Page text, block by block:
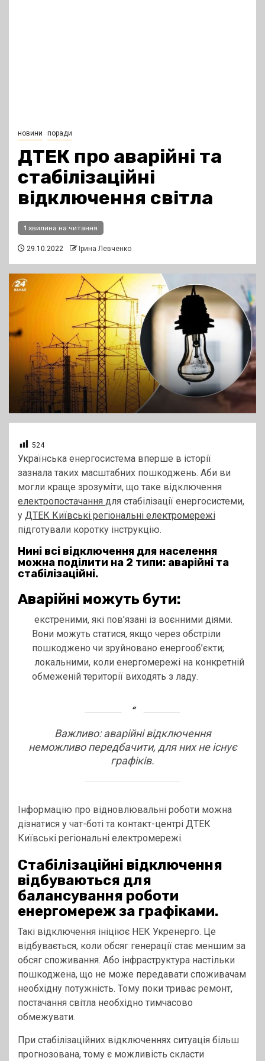
новини поради
ДТЕК про аварійні та
стабілізаційні
відключення світла
1 хвилина на читання
29.10.2022 Ірина Левченко
524
Українська енергосистема вперше в історії
зазнала таких масштабних пошкоджень. Аби ви
могли краще зрозуміти, що таке відключення
електропостачання для стабілізації енергосистеми,
у ДТЕК Київські регіональні електромережі
підготували коротку інструкцію.
Нині всі відключення для населення
можна поділити на 2 типи: аварійні та
стабілізаційні.
Аварійні можуть бути:
екстреними, які пов’язані із воєнними діями.
Вони можуть статися, якщо через обстріли
пошкоджено чи зруйновано енергооб’єкти;
локальними, коли енергомережі на конкретній
обмеженій території виходять з ладу.
Важливо: аварійні відключення
неможливо передбачити, для них не існує
графіків.
Інформацію про відновлювальні роботи можна
дізнатися у чат-боті та контакт-центрі ДТЕК
Київські регіональні електромережі.
Стабілізаційні відключення
відбуваються для
балансування роботи
енергомереж за графіками.
Такі відключення ініціює НЕК Укренерго. Це
відбувається, коли обсяг генерації стає меншим за
обсяг споживання. Або інфраструктура настільки
пошкоджена, що не може передавати споживачам
необхідну потужність. Тому поки триває ремонт,
постачання світла необхідно тимчасово
обмежувати.
При стабілізаційних відключеннях ситуація більш
прогнозована, тому є можливість скласти